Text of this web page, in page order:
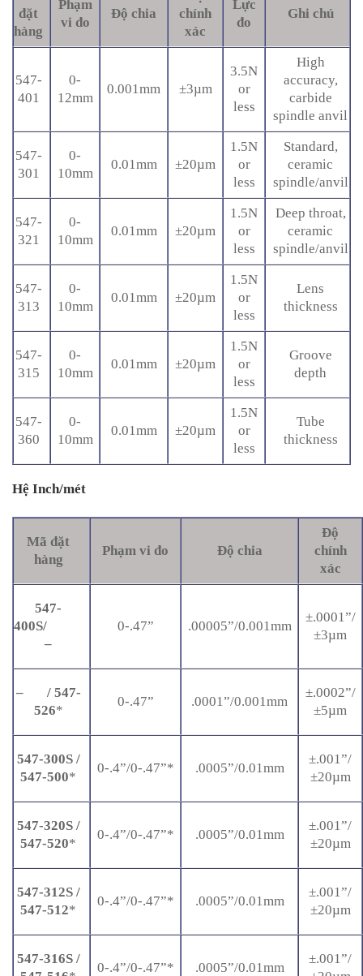
đặt
hàng
Phạm
vi đo
Độ chia
chính
xác
Lực
đo
Ghi chú
547-
401
0-
12mm
0.001mm ±3µm
3.5N
or
less
High
accuracy,
carbide
spindle anvil
547-
301
0-
10mm
0.01mm ±20µm
1.5N
or
less
Standard,
ceramic
spindle/anvil
547-
321
0-
10mm
0.01mm ±20µm
1.5N
or
less
Deep throat,
ceramic
spindle/anvil
547-
313
0-
10mm
0.01mm ±20µm
1.5N
or
less
Lens
thickness
547-
315
0-
10mm
0.01mm ±20µm
1.5N
or
less
Groove
depth
547-
360
0-
10mm
0.01mm ±20µm
1.5N
or
less
Tube
thickness
Hệ Inch/mét
Mã đặt
hàng
Phạm vi đo Độ chia
Độ
chính
xác
547-
400S/
–
0-.47” .00005”/0.001mm
±.0001”/
±3µm
–
/ 547-
526*
0-.47” .0001”/0.001mm
±.0002”/
±5µm
547-300S /
547-500*
0-.4”/0-.47”* .0005”/0.01mm
±.001”/
±20µm
547-320S /
547-520*
0-.4”/0-.47”* .0005”/0.01mm
±.001”/
±20µm
547-312S /
547-512*
0-.4”/0-.47”* .0005”/0.01mm
±.001”/
±20µm
547-316S /
0-.4”/0-.47”* .0005”/0.01mm
±.001”/